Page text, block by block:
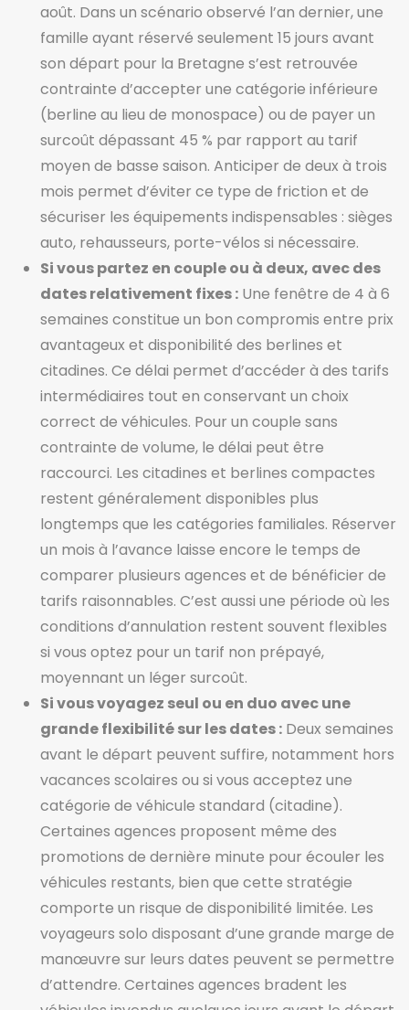
août. Dans un scénario observé l’an dernier, une
famille ayant réservé seulement 15 jours avant
son départ pour la Bretagne s’est retrouvée
contrainte d’accepter une catégorie inférieure
(berline au lieu de monospace) ou de payer un
surcoût dépassant 45 % par rapport au tarif
moyen de basse saison. Anticiper de deux à trois
mois permet d’éviter ce type de friction et de
sécuriser les équipements indispensables : sièges
auto, rehausseurs, porte-vélos si nécessaire.
Si vous partez en couple ou à deux, avec des
dates relativement fixes : Une fenêtre de 4 à 6
semaines constitue un bon compromis entre prix
avantageux et disponibilité des berlines et
citadines. Ce délai permet d’accéder à des tarifs
intermédiaires tout en conservant un choix
correct de véhicules. Pour un couple sans
contrainte de volume, le délai peut être
raccourci. Les citadines et berlines compactes
restent généralement disponibles plus
longtemps que les catégories familiales. Réserver
un mois à l’avance laisse encore le temps de
comparer plusieurs agences et de bénéficier de
tarifs raisonnables. C’est aussi une période où les
conditions d’annulation restent souvent flexibles
si vous optez pour un tarif non prépayé,
moyennant un léger surcoût.
Si vous voyagez seul ou en duo avec une
grande flexibilité sur les dates : Deux semaines
avant le départ peuvent suffire, notamment hors
vacances scolaires ou si vous acceptez une
catégorie de véhicule standard (citadine).
Certaines agences proposent même des
promotions de dernière minute pour écouler les
véhicules restants, bien que cette stratégie
comporte un risque de disponibilité limitée. Les
voyageurs solo disposant d’une grande marge de
manœuvre sur leurs dates peuvent se permettre
d’attendre. Certaines agences bradent les